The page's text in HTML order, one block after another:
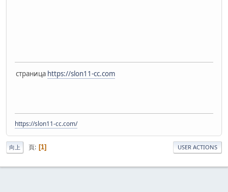
страница https://slon11-cc.com
https://slon11-cc.com/
向上 頁 1 USER ACTIONS